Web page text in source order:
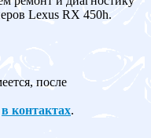
Lexus RX 450h.
после
в контактах.